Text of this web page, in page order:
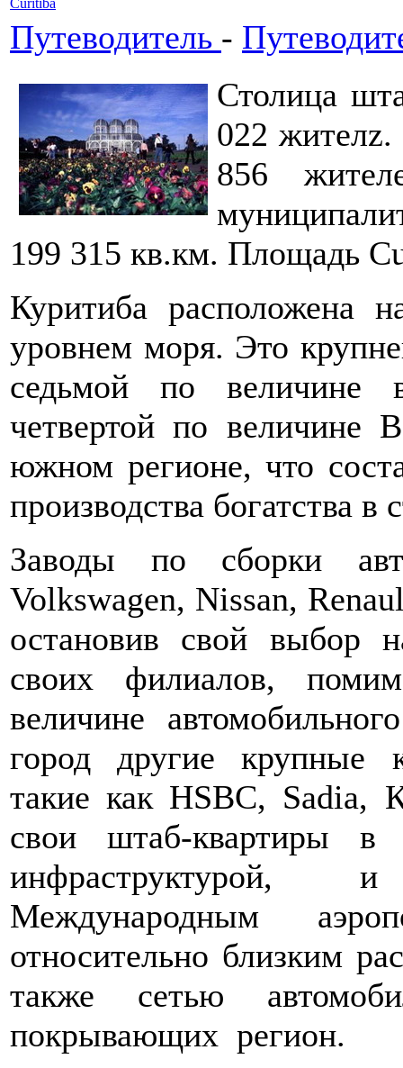
Путеводитель -
Столица
022
856
199 315 кв.км. Площадь
Куритиба расположена
уровнем моря. Это
седьмой по величине
четвертой по
южном регионе, что
производства богатства в
Заводы по сборки
Volkswagen, Nissan,
остановив свой выбор
своих филиалов,
величине
город другие крупные
такие как HSBC, Sadia,
свои штаб-квартиры в
инфраструктурой,
Международным
относительно близким
также сетью
покрывающих регион.